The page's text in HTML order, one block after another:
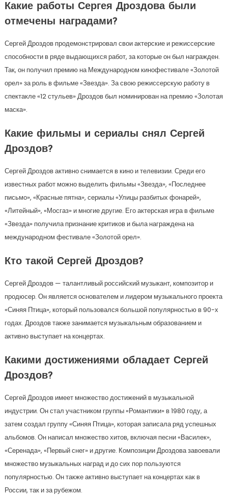
Какие работы Сергея Дроздова были
отмечены наградами?
Сергей Дроздов продемонстрировал свои актерские и режиссерские
способности в ряде выдающихся работ, за которые он был награжден.
Так, он получил премию на Международном кинофестивале «Золотой
орел» за роль в фильме «Звезда». За свою режиссерскую работу в
спектакле «12 стульев» Дроздов был номинирован на премию «Золотая
маска».
Какие фильмы и сериалы снял Сергей
Дроздов?
Сергей Дроздов активно снимается в кино и телевизии. Среди его
известных работ можно выделить фильмы «Звезда», «Последнее
письмо», «Красные пятна», сериалы «Улицы разбитых фонарей»,
«Литейный», «Мосгаз» и многие другие. Его актерская игра в фильме
«Звезда» получила признание критиков и была награждена на
международном фестивале «Золотой орел».
Кто такой Сергей Дроздов?
Сергей Дроздов — талантливый российский музыкант, композитор и
продюсер. Он является основателем и лидером музыкального проекта
«Синяя Птица», который пользовался большой популярностью в 90-х
годах. Дроздов также занимается музыкальным образованием и
активно выступает на концертах.
Какими достижениями обладает Сергей
Дроздов?
Сергей Дроздов имеет множество достижений в музыкальной
индустрии. Он стал участником группы «Романтики» в 1980 году, а
затем создал группу «Синяя Птица», которая записала ряд успешных
альбомов. Он написал множество хитов, включая песни «Василек»,
«Серенада», «Первый снег» и другие. Композиции Дроздова завоевали
множество музыкальных наград и до сих пор пользуются
популярностью. Он также активно выступает на концертах как в
России, так и за рубежом.